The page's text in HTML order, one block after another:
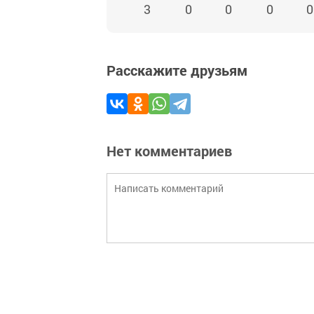
3 0 0 0 0
Расскажите друзьям
Нет комментариев